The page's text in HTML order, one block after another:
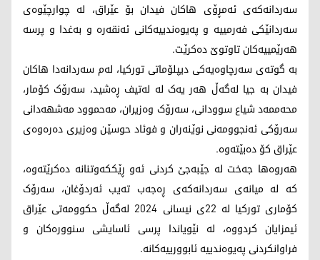
سەردانەکەی ئەمڕۆی هاکان فیدان بۆ عێراق، لە چوارچێوەی
سەردانێكی فەرمییە و پەیوەندییەکانی ئەنقەرە و بەغدا و پرسە
هەرێمییەکان تاوتوێ دەکرێت.
بە گوتەی سەرچاوەیەکی دیپلۆماتی تورکیا، لەم سەردانەدا هاکان
فیدان بە جیا لەگەڵ هەر یەک لە لەتیف ڕەشید، سەرۆک کۆمار،
محەممەد شیاع سوودانی، سەرۆک وەزیران، مەحموود مەشهەدانی
سەرۆکی ئەنجوومەنی نوێنەران و فوئاد حوسێن وەزیری دەرەوەی
عێراق کۆ دەبێتەوە.
هەروەها جەخت لە جێبەجێ کردنی ئەو ڕێککەوتنانە دەکرێتەوە،
کە لە میانەی سەردانەکەی ڕەجەب تەیب ئەردۆغان، سەرۆک
کۆماری تورکیا لە 22ی نیسانی 2024 لەگەڵ حکوومەتی عێراق
ئیمزایان کردووە، لە نێویاندا پرسی ئاسایشی سنوورەکان و
فراوانکردنی پەیوەندییە ئابوورییەکانە.